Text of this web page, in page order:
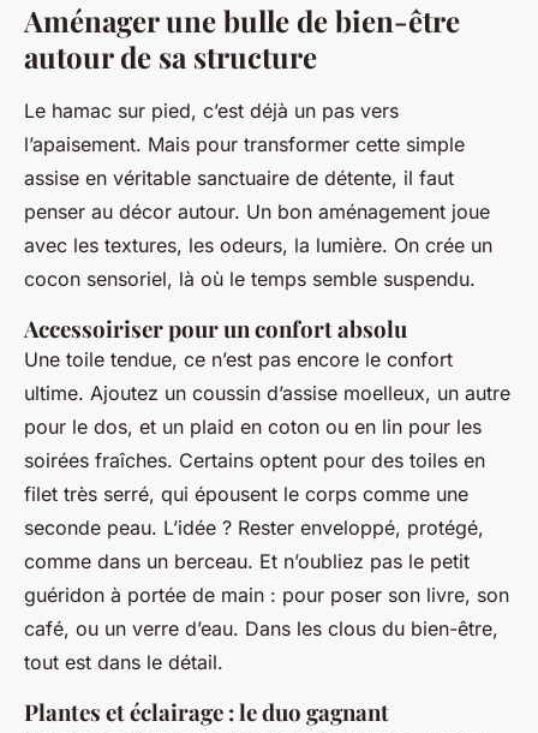
Aménager une bulle de bien-être
autour de sa structure
Le hamac sur pied, c’est déjà un pas vers
l’apaisement. Mais pour transformer cette simple
assise en véritable sanctuaire de détente, il faut
penser au décor autour. Un bon aménagement joue
avec les textures, les odeurs, la lumière. On crée un
cocon sensoriel, là où le temps semble suspendu.
Accessoiriser pour un confort absolu
Une toile tendue, ce n’est pas encore le confort
ultime. Ajoutez un coussin d’assise moelleux, un autre
pour le dos, et un plaid en coton ou en lin pour les
soirées fraîches. Certains optent pour des toiles en
filet très serré, qui épousent le corps comme une
seconde peau. L’idée ? Rester enveloppé, protégé,
comme dans un berceau. Et n’oubliez pas le petit
guéridon à portée de main : pour poser son livre, son
café, ou un verre d’eau. Dans les clous du bien-être,
tout est dans le détail.
Plantes et éclairage : le duo gagnant